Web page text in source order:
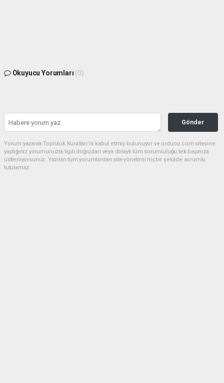
Okuyucu Yorumları (0)
Gönder
Yorum yazarak Topluluk Kuralları’nı kabul etmiş bulunuyor ve orducu.com sitesine
yaptığınız yorumunuzla ilgili doğrudan veya dolaylı tüm sorumluluğu tek başınıza
üstleniyorsunuz. Yazılan tüm yorumlardan site yönetimi hiçbir şekilde sorumlu
tutulamaz.